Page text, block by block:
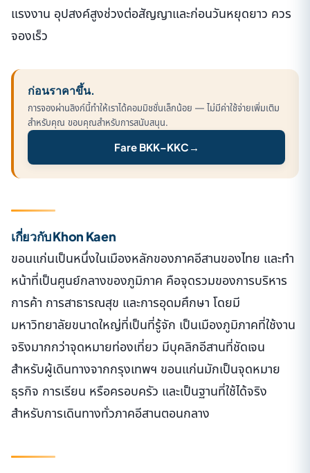
แรงงาน อุปสงค์สูงช่วงต่อสัญญาและก่อนวันหยุดยาว ควร
จองเร็ว
ก่อนราคาขึ้น.
การจองผ่านลิงก์นี้ทำให้เราได้คอมมิชชั่นเล็กน้อย — ไม่มีค่าใช้จ่ายเพิ่มเติม
สำหรับคุณ ขอบคุณสำหรับการสนับสนุน.
Fare BKK–KKC →
เกี่ยวกับ Khon Kaen
ขอนแก่นเป็นหนึ่งในเมืองหลักของภาคอีสานของไทย และทำ
หน้าที่เป็นศูนย์กลางของภูมิภาค คือจุดรวมของการบริหาร
การค้า การสาธารณสุข และการอุดมศึกษา โดยมี
มหาวิทยาลัยขนาดใหญ่ที่เป็นที่รู้จัก เป็นเมืองภูมิภาคที่ใช้งาน
จริงมากกว่าจุดหมายท่องเที่ยว มีบุคลิกอีสานที่ชัดเจน
สำหรับผู้เดินทางจากกรุงเทพฯ ขอนแก่นมักเป็นจุดหมาย
ธุรกิจ การเรียน หรือครอบครัว และเป็นฐานที่ใช้ได้จริง
สำหรับการเดินทางทั่วภาคอีสานตอนกลาง